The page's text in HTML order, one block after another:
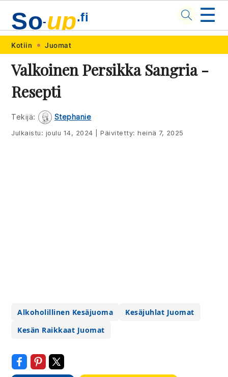
Skip
primary
navigation
Skip
main
content
Skip
primary
sidebar
Skip
footer
So-up.fi ☰
Kotiin Juomat
Valkoinen Persikka Sangria -
Resepti
Tekijä: Stephanie
Julkaistu: joulu 14, 2024 Päivitetty:heinä 7, 2025
Alkoholillinen Kesäjuoma
Kesäjuhlat Juomat
Kesän Raikkaat Juomat